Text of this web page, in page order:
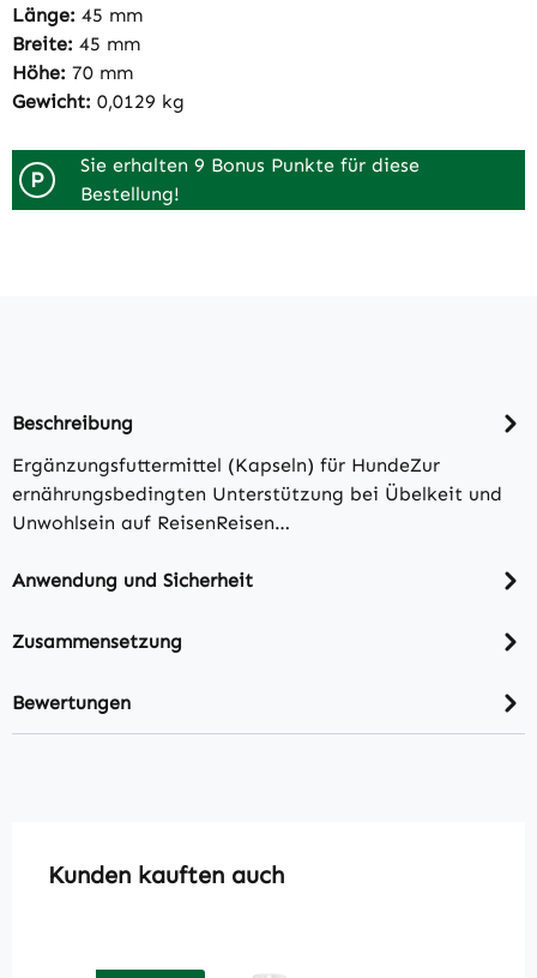
Länge: 45 mm
Breite: 45 mm
Höhe: 70 mm
Gewicht: 0,0129 kg
P
Sie erhalten 9 Bonus Punkte für diese
Bestellung!
Beschreibung
Ergänzungsfuttermittel (Kapseln) für HundeZur
ernährungsbedingten Unterstützung bei Übelkeit und
Unwohlsein auf ReisenReisen…
Anwendung und Sicherheit
Zusammensetzung
Bewertungen
Produktgalerie überspringen
Kunden kauften auch